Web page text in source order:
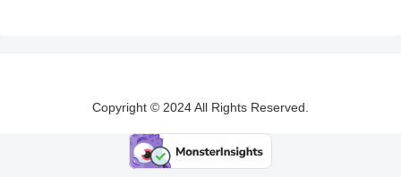
Copyright © 2024 All Rights Reserved.